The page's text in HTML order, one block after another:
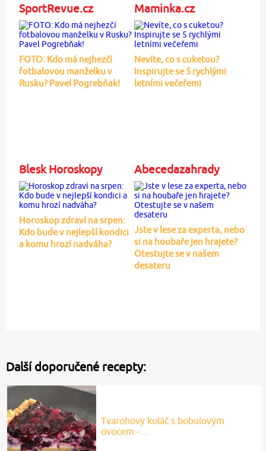
SportRevue.cz
FOTO: Kdo má nejhezčí
fotbalovou manželku v
Rusku? Pavel Pogrebňak!
Maminka.cz
Nevíte, co s cuketou?
Inspirujte se 5 rychlými
letními večeřemi
Blesk Horoskopy
Horoskop zdraví na srpen:
Kdo bude v nejlepší kondici
a komu hrozí nadváha?
Abecedazahrady
Jste v lese za experta, nebo
si na houbaře jen hrajete?
Otestujte se v našem
desateru
Další doporučené recepty:
Tvarohový koláč s bobulovým
ovocem -…